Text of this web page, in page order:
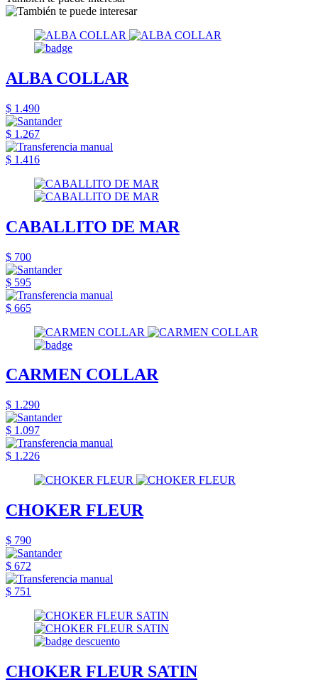
ALBA COLLAR
$ 1.490
$ 1.267
$ 1.416
CABALLITO DE MAR
$ 700
$ 595
$ 665
CARMEN COLLAR
$ 1.290
$ 1.097
$ 1.226
CHOKER FLEUR
$ 790
$ 672
$ 751
CHOKER FLEUR SATIN